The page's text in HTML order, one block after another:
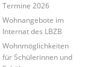
Termine 2026
Wohnangebote im
Internat des LBZB
Wohnmöglichkeiten
für Schülerinnen und